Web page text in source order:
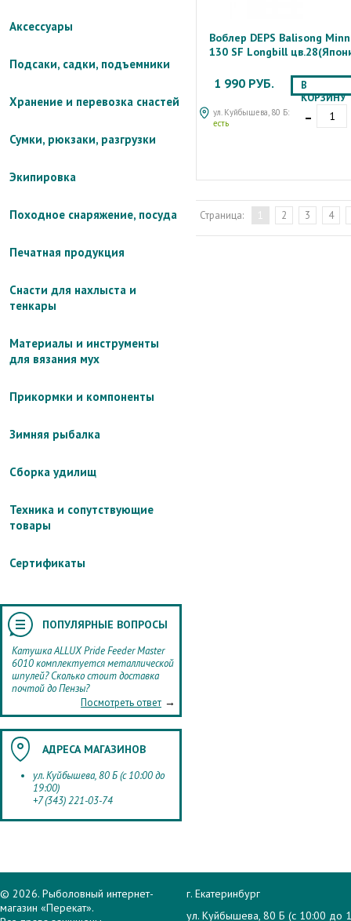
Аксессуары
Подсаки, садки, подъемники
Хранение и перевозка снастей
Сумки, рюкзаки, разгрузки
Экипировка
Походное снаряжение, посуда
Печатная продукция
Снасти для нахлыста и
тенкары
Материалы и инструменты
для вязания мух
Прикормки и компоненты
Зимняя рыбалка
Сборка удилищ
Техника и сопутствующие
товары
Сертификаты
ПОПУЛЯРНЫЕ ВОПРОСЫ
Катушка ALLUX Pride Feeder Master
6010 комплектуется металлической
шпулей? Сколько стоит доставка
почтой до Пензы?
Посмотреть ответ →
АДРЕСА МАГАЗИНОВ
ул. Куйбышева, 80 Б (с 10:00 до
19:00)
+7 (343) 221-03-74
Воблер DEPS Balisong
130 SF Longbill
1 990 РУБ.
ул. Куйбышева, 80 Б:
есть
В
КОРЗИНУ
-
Страница: 1 2 3 4
© 2026. Рыболовный интернет-
магазин «Перекат».
г. Екатеринбург
ул. Куйбышева, 80 Б (с 10:00 до